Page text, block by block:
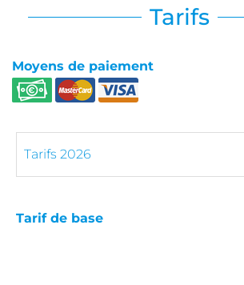
Tarifs
Moyens de paiement
Tarif de base